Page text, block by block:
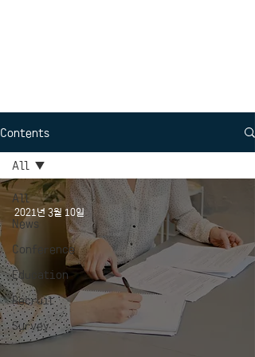
Contents
All
News
Conference
Education
Recruit
Survey
All
2021년 3월 10일